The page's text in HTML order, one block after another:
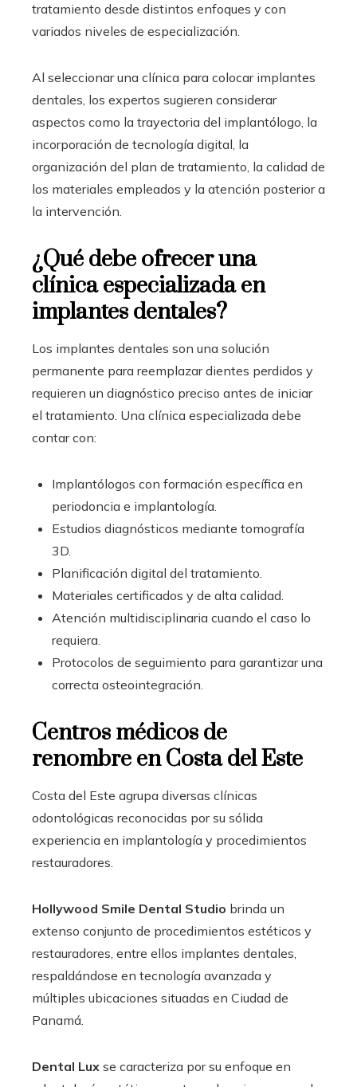
tratamiento desde distintos enfoques y con
variados niveles de especialización.
Al seleccionar una clínica para colocar implantes
dentales, los expertos sugieren considerar
aspectos como la trayectoria del implantólogo, la
incorporación de tecnología digital, la
organización del plan de tratamiento, la calidad de
los materiales empleados y la atención posterior a
la intervención.
¿Qué debe ofrecer una
clínica especializada en
implantes dentales?
Los implantes dentales son una solución
permanente para reemplazar dientes perdidos y
requieren un diagnóstico preciso antes de iniciar
el tratamiento. Una clínica especializada debe
contar con:
Implantólogos con formación específica en
periodoncia e implantología.
Estudios diagnósticos mediante tomografía
3D.
Planificación digital del tratamiento.
Materiales certificados y de alta calidad.
Atención multidisciplinaria cuando el caso lo
requiera.
Protocolos de seguimiento para garantizar una
correcta osteointegración.
Centros médicos de
renombre en Costa del Este
Costa del Este agrupa diversas clínicas
odontológicas reconocidas por su sólida
experiencia en implantología y procedimientos
restauradores.
Hollywood Smile Dental Studio brinda un
extenso conjunto de procedimientos estéticos y
restauradores, entre ellos implantes dentales,
respaldándose en tecnología avanzada y
múltiples ubicaciones situadas en Ciudad de
Panamá.
Dental Lux se caracteriza por su enfoque en